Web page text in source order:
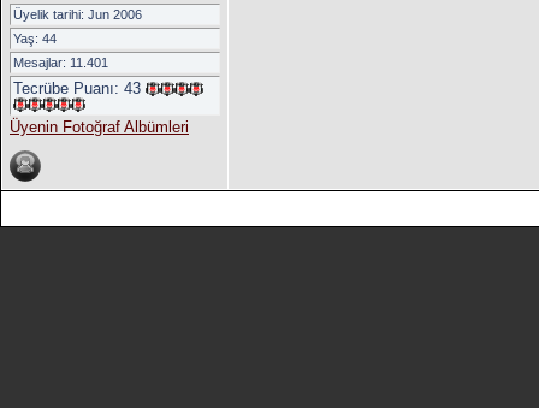
Üyelik tarihi: Jun 2006
Yaş: 44
Mesajlar: 11.401
Tecrübe Puanı: 43
Üyenin Fotoğraf Albümleri